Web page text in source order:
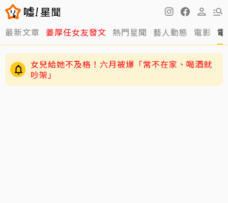
最新文章 姜厚任女友發文 熱門星聞 藝人動態 電影
女兒給她不及格！六月被爆「常不在家、喝酒就
吵架」